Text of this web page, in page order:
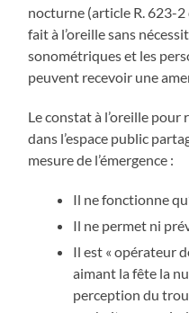
nocturne (article R. 623-
fait à l’oreille sans
sonométriques et les
peuvent recevoir une
Le constat à l’oreille
dans l’espace public
mesure de l’émergence :
Il ne fonctionne
Il ne permet ni
Il est « opérateur
aimant la fête la
perception du